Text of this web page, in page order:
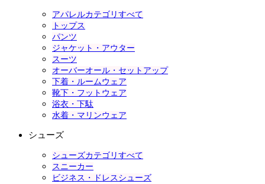
アパレルカテゴリすべて
トップス
パンツ
ジャケット・アウター
スーツ
オーバーオール・セットアップ
下着・ルームウェア
靴下・フットウェア
浴衣・下駄
水着・マリンウェア
シューズ
シューズカテゴリすべて
スニーカー
ビジネス・ドレスシューズ